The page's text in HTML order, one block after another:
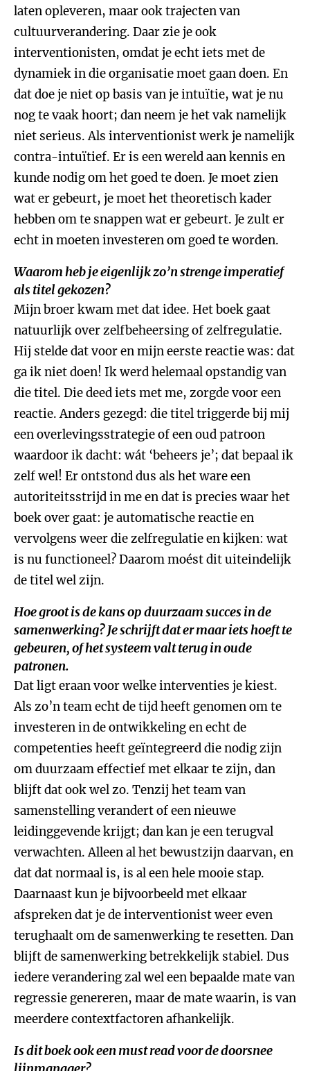
laten opleveren, maar ook trajecten van
cultuurverandering. Daar zie je ook
interventionisten, omdat je echt iets met de
dynamiek in die organisatie moet gaan doen. En
dat doe je niet op basis van je intuïtie, wat je nu
nog te vaak hoort; dan neem je het vak namelijk
niet serieus. Als interventionist werk je namelijk
contra-intuïtief. Er is een wereld aan kennis en
kunde nodig om het goed te doen. Je moet zien
wat er gebeurt, je moet het theoretisch kader
hebben om te snappen wat er gebeurt. Je zult er
echt in moeten investeren om goed te worden.
Waarom heb je eigenlijk zo’n strenge imperatief
als titel gekozen?
Mijn broer kwam met dat idee. Het boek gaat
natuurlijk over zelfbeheersing of zelfregulatie.
Hij stelde dat voor en mijn eerste reactie was: dat
ga ik niet doen! Ik werd helemaal opstandig van
die titel. Die deed iets met me, zorgde voor een
reactie. Anders gezegd: die titel triggerde bij mij
een overlevingsstrategie of een oud patroon
waardoor ik dacht: wát ‘beheers je’; dat bepaal ik
zelf wel! Er ontstond dus als het ware een
autoriteitsstrijd in me en dat is precies waar het
boek over gaat: je automatische reactie en
vervolgens weer die zelfregulatie en kijken: wat
is nu functioneel? Daarom moést dit uiteindelijk
de titel wel zijn.
Hoe groot is de kans op duurzaam succes in de
samenwerking? Je schrijft dat er maar iets hoeft te
gebeuren, of het systeem valt terug in oude
patronen.
Dat ligt eraan voor welke interventies je kiest.
Als zo’n team echt de tijd heeft genomen om te
investeren in de ontwikkeling en echt de
competenties heeft geïntegreerd die nodig zijn
om duurzaam effectief met elkaar te zijn, dan
blijft dat ook wel zo. Tenzij het team van
samenstelling verandert of een nieuwe
leidinggevende krijgt; dan kan je een terugval
verwachten. Alleen al het bewustzijn daarvan, en
dat dat normaal is, is al een hele mooie stap.
Daarnaast kun je bijvoorbeeld met elkaar
afspreken dat je de interventionist weer even
terughaalt om de samenwerking te resetten. Dan
blijft de samenwerking betrekkelijk stabiel. Dus
iedere verandering zal wel een bepaalde mate van
regressie genereren, maar de mate waarin, is van
meerdere contextfactoren afhankelijk.
Is dit boek ook eenmust readvoor de doorsnee